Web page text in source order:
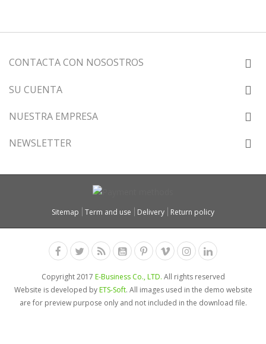
CONTACTA CON NOSOSTROS
SU CUENTA
NUESTRA EMPRESA
NEWSLETTER
Sitemap Term and use Delivery Return policy
Copyright 2017 E-Business Co., LTD. All rights reserved
Website is developed byETS-Soft. All images used in the demo website
are for preview purpose only and not included in the download file.